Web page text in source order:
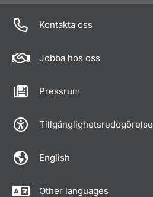
Kontakta oss
Jobba hos oss
Pressrum
Tillgänglighetsredogörelse
English
Other languages